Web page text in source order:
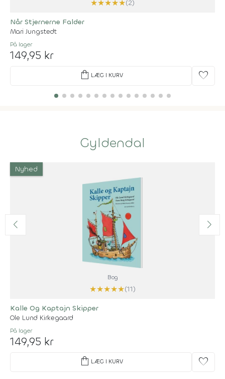
★★★★★(2)
Når Stjernerne Falder
Mari Jungstedt
På lager
149,95 kr
shopping_bag LÆG I KURV favorite
Gyldendal
Nyhed
Bog
★★★★★(11)
Kalle Og Kaptajn Skipper
Ole Lund Kirkegaard
På lager
149,95 kr
shopping_bag LÆG I KURV favorite